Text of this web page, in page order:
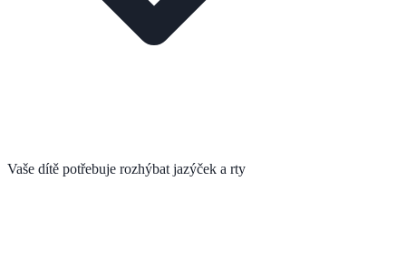
Vaše dítě potřebuje rozhýbat jazýček a rty